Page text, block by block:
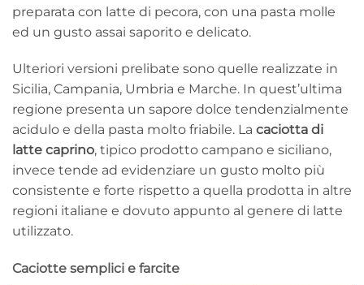
preparata con latte di pecora, con una pasta molle
ed un gusto assai saporito e delicato.
Ulteriori versioni prelibate sono quelle realizzate in
Sicilia, Campania, Umbria e Marche. In quest’ultima
regione presenta un sapore dolce tendenzialmente
acidulo e della pasta molto friabile. La caciotta di
latte caprino, tipico prodotto campano e siciliano,
invece tende ad evidenziare un gusto molto più
consistente e forte rispetto a quella prodotta in altre
regioni italiane e dovuto appunto al genere di latte
utilizzato.
Caciotte semplici e farcite